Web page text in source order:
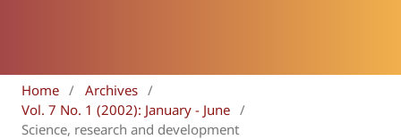
Home / Archives /
Vol. 7 No. 1 (2002): January - June /
Science, research and development